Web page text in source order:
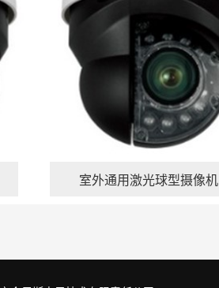
室外通用激光球型摄像机